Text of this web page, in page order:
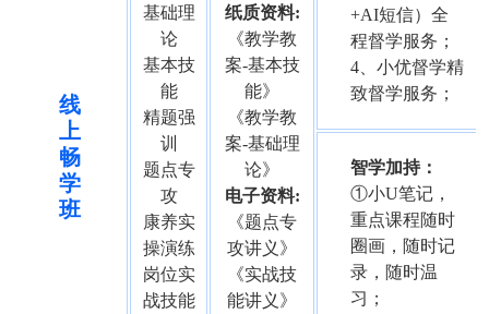
线
上
畅
学
班
基础理
论
基本技
能
精题强
训
题点专
攻
康养实
操演练
岗位实
战技能
纸质资料:
《教学教
案-基本技
能》
《教学教
案-基础理
论》
电子资料:
《题点专
攻讲义》
《实战技
能讲义》
+AI短信）全
程督学服务；
4、小优督学精
致督学服务；
智学加持：
①小U笔记，
重点课程随时
圈画，随时记
录，随时温
习；